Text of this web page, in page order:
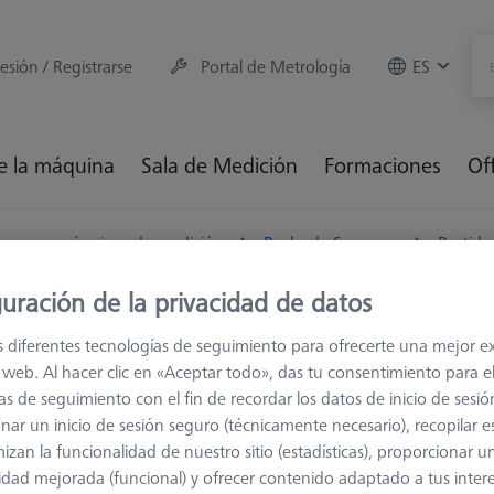
/ Registrarse Portal de Metrología ES
la máquina Sala de Medición Formaciones
para máquinas de medición Racks de Sensores
de la búsqueda de ""
Clasificar
de la privacidad de datos
diferentes tecnologías de seguimiento para ofrecerte una mejor
Al hacer clic en «Aceptar todo», das tu consentimiento para
de seguimiento con el fin de recordar los datos de inicio de
un inicio de sesión seguro (técnicamente necesario), recopilar
la funcionalidad de nuestro sitio (estadísticas), proporcionar
mejorada (funcional) y ofrecer contenido adaptado a tus